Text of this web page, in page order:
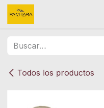
Ir al contenido
Todos los productos